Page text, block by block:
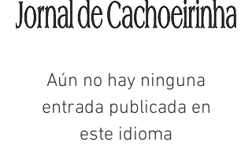
Aún no hay ninguna
entrada publicada en
este idioma